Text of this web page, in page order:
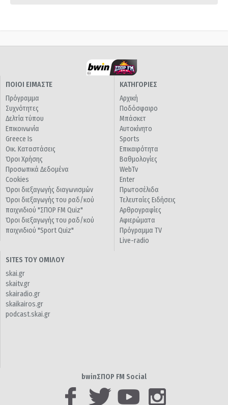
ΠΟΙΟΙ ΕΙΜΑΣΤΕ
Πρόγραμμα
Συχνότητες
Δελτία τύπου
Επικοινωνία
Greece Is
Οικ. Καταστάσεις
Όροι Χρήσης
Προσωπικά Δεδομένα
Cookies
Όροι διεξαγωγής διαγωνισμών
Όροι διεξαγωγής του ραδ/κού
παιχνιδιού "ΣΠΟΡ FM Quiz"
Όροι διεξαγωγής του ραδ/κού
παιχνιδιού "Sport Quiz"
ΚΑΤΗΓΟΡΙΕΣ
Αρχική
Ποδόσφαιρο
Μπάσκετ
Αυτοκίνητο
Sports
Επικαιρότητα
Βαθμολογίες
WebTv
Enter
Πρωτοσέλιδα
Τελευταίες Ειδήσεις
Αρθρογραφίες
Αφιερώματα
Πρόγραμμα TV
Live-radio
SITES ΤΟΥ ΟΜΙΛΟΥ
skai.gr
skaitv.gr
skairadio.gr
skaikairos.gr
podcast.skai.gr
bwinΣΠΟΡ FM Social